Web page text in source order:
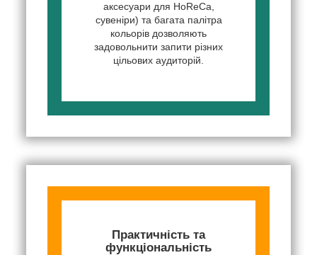
аксесуари для HoReCa,
сувеніри) та багата палітра
кольорів дозволяють
задовольнити запити різних
цільових аудиторій.
Практичність та
функціональність